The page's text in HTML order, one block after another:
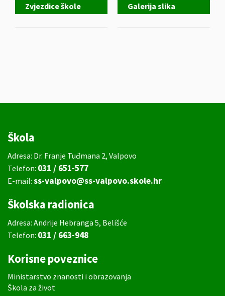
Zvjezdice škole Galerija slika
Škola
Adresa: Dr. Franje Tuđmana 2, Valpovo
Telefon: 031 / 651-577
E-mail: ss-valpovo@ss-valpovo.skole.hr
Školska radionica
Adresa: Andrije Hebranga 5, Belišće
Telefon: 031 / 663-948
Korisne poveznice
Ministarstvo znanosti i obrazovanja
Škola za život